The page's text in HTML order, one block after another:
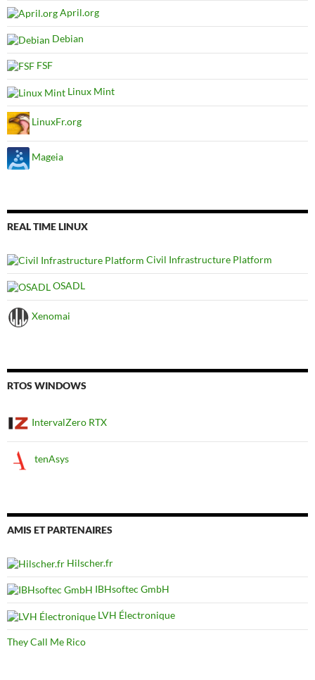
April.org
Debian
FSF
Linux Mint
LinuxFr.org
Mageia
REAL TIME LINUX
Civil Infrastructure Platform
OSADL
Xenomai
RTOS WINDOWS
IntervalZero RTX
tenAsys
AMIS ET PARTENAIRES
Hilscher.fr
IBHsoftec GmbH
LVH Électronique
They Call Me Rico